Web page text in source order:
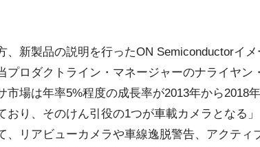
、新製品の説明を行ったON Semiconductorイ
プロダクトライン・マネージャーのナライヤン
市場は年率5%程度の成長率が2013年から2018
おり、そのけん引役の1つが車載カメラとなる
、リアビューカメラや車線逸脱警告、アクテ